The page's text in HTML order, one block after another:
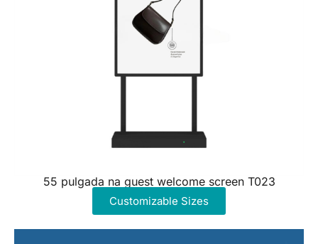
55 pulgada na guest welcome screen T023
Customizable Sizes